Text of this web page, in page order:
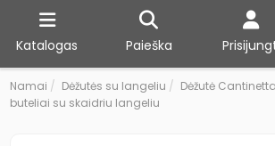
Katalogas Paieška
Namai Dėžutės su langeliu
Dėžutė
buteliai su skaidriu langeliu